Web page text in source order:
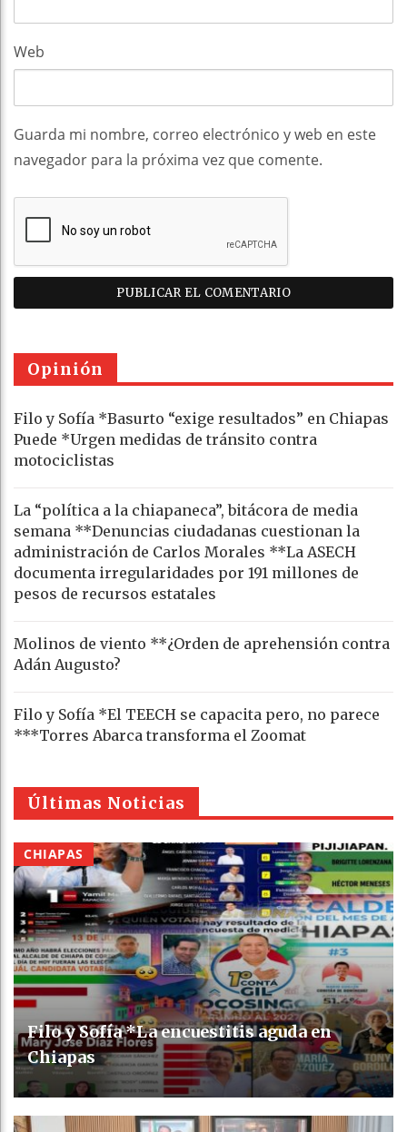
Web
Guarda mi nombre, correo electrónico y web en este
navegador para la próxima vez que comente.
Opinión
Filo y Sofía *Basurto “exige resultados” en Chiapas
Puede *Urgen medidas de tránsito contra
motociclistas
La “política a la chiapaneca”, bitácora de media
semana **Denuncias ciudadanas cuestionan la
administración de Carlos Morales **La ASECH
documenta irregularidades por 191 millones de
pesos de recursos estatales
Molinos de viento **¿Orden de aprehensión contra
Adán Augusto?
Filo y Sofía *El TEECH se capacita pero, no parece
***Torres Abarca transforma el Zoomat
Últimas Noticias
CHIAPAS
Filo y Sofía *La encuestitis aguda en
Chiapas